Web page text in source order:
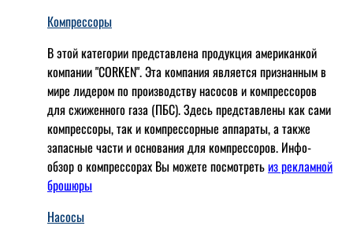
Компрессоры
В этой категории представлена продукция американкой
компании "CORKEN". Эта компания является признанным в
мире лидером по производству насосов и компрессоров
для сжиженного газа (ПБС). Здесь представлены как сами
компрессоры, так и компрессорные аппараты, а также
запасные части и основания для компрессоров. Инфо-
обзор о компрессорах Вы можете посмотретьиз рекламной
брошюры
Насосы